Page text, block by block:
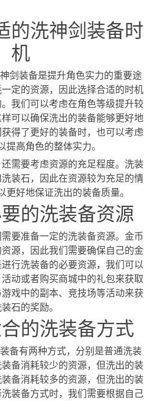
的洗神剑装备时
机
剑装备是提升角色实力的重要途
定的资源，因此选择合适的时机
我们可以考虑在角色等级提升较
可以确保洗出的装备能够更好地
得了更好的装备时，也可以考虑
提高角色的整体实力。
需要考虑资源的充足程度。洗装
装石，因此在资源较为充足的情
更好地保证洗出的装备质量。
的洗装备资源
要准备一定的洗装备资源。金币
源，因此我们需要确保自己的金
行洗装备的必要资源，我们可以
动或者购买商城中的礼包来获取
戏中的副本、竞技场等活动来获
石的奖励。
的洗装备方式
备有两种方式，分别是普通洗装
备消耗较少的资源，但洗出的装
备消耗较多的资源，但洗出的装
装备方式时，我们需要根据自己